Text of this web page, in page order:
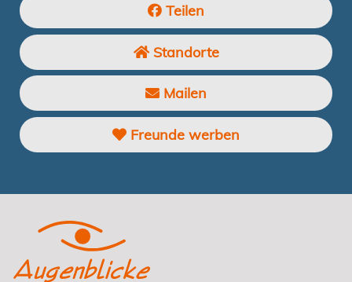
Teilen
Standorte
Mailen
Freunde werben